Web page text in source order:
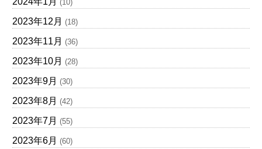
(10)
2023年12月 (18)
2023年11月 (36)
2023年10月 (28)
2023年9月 (30)
2023年8月 (42)
2023年7月 (55)
2023年6月 (60)